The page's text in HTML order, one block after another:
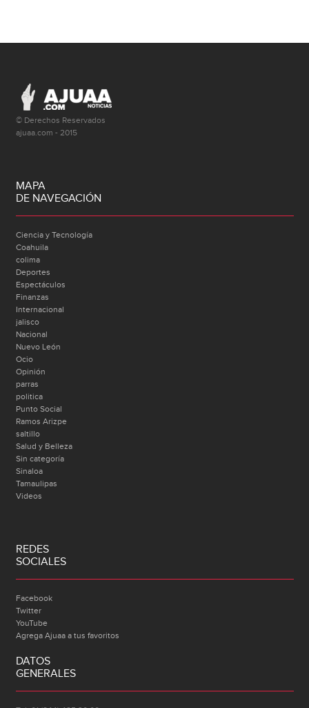
© Derechos Reservados
ajuaa.com - 2015
MAPA
DE NAVEGACIÓN
Ciencia y Tecnología
Coahuila
colima
Deportes
Espectáculos
Finanzas
Internacional
jalisco
Nacional
Nuevo León
Ocio
Opinión
parras
politica
Punto Social
Ramos Arizpe
saltillo
Salud y Belleza
Sin categoría
Sinaloa
Tamaulipas
Videos
REDES
SOCIALES
Facebook
Twitter
YouTube
Agrega Ajuaa a tus favoritos
DATOS
GENERALES